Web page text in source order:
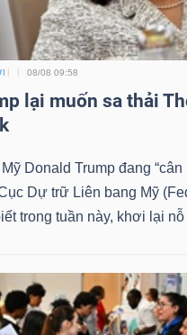
08/08 09:58
lại muốn sa thải
Donald Trump đang “cân
Dự trữ Liên bang Mỹ
trong tuần này, khơi lại